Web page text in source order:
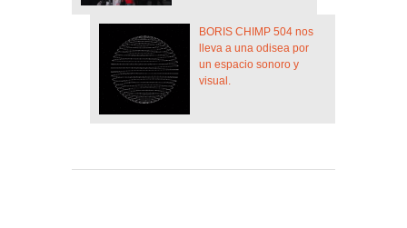
BORIS CHIMP 504 nos
lleva a una odisea por
un espacio sonoro y
visual.